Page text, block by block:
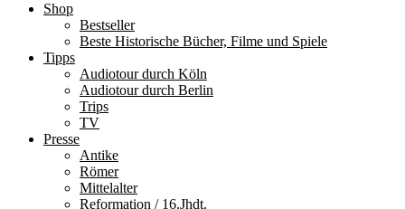
Shop
Bestseller
Beste Historische Bücher, Filme und Spiele
Tipps
Audiotour durch Köln
Audiotour durch Berlin
Trips
TV
Presse
Antike
Römer
Mittelalter
Reformation / 16.Jhdt.